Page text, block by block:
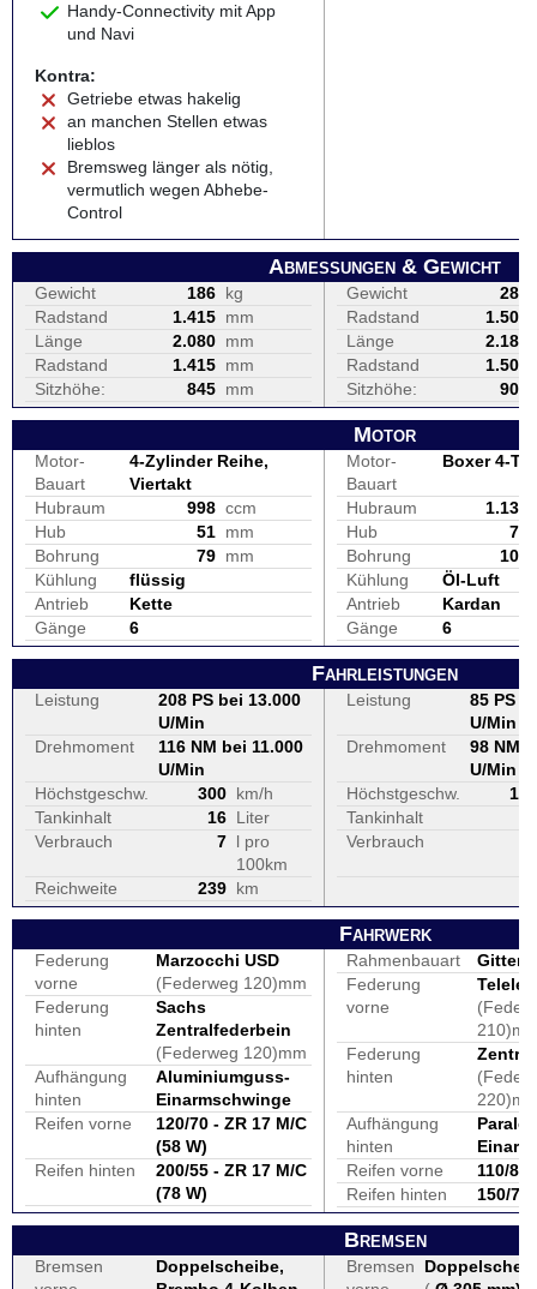
Handy-Connectivity mit App
und Navi
Kontra:
Getriebe etwas hakelig
an manchen Stellen etwas
lieblos
Bremsweg länger als nötig,
vermutlich wegen Abhebe-
Control
Abmessungen & Gewicht
Gewicht 186 kg
Radstand
1.415 mm
Länge
2.080 mm
Radstand
1.415 mm
Sitzhöhe:
845 mm
Gewicht
287
Radstand
1.501
Länge
2.180
Radstand
1.501
Sitzhöhe:
900
Motor
Motor-
Bauart
4-Zylinder Reihe,
Viertakt
Hubraum
998 ccm
Hub
51 mm
Bohrung
79 mm
Kühlung
flüssig
Antrieb
Kette
Gänge
6
Motor-
Bauart
Boxer 4-
Hubraum
1.130
Hub
70
Bohrung
101
Kühlung
Öl-Luft
Antrieb
Kardan
Gänge
6
Fahrleistungen
Leistung
208 PS bei 13.000
U/Min
Drehmoment
116 NM bei 11.000
U/Min
Höchstgeschw.
300 km/h
Tankinhalt
16 Liter
Verbrauch
7 l pro
100km
Reichweite
239 km
Leistung
85 PS
U/Min
Drehmoment
98 NM
U/Min
Höchstgeschw.
192
Tankinhalt
Verbrauch
Fahrwerk
Federung
vorne
Marzocchi USD
(Federweg 120)mm
Federung
hinten
Sachs
Zentralfederbein
(Federweg 120)mm
Aufhängung
hinten
Aluminiumguss-
Einarmschwinge
Reifen vorne
120/70 - ZR 17 M/C
(58 W)
Reifen hinten
200/55 - ZR 17 M/C
(78 W)
Rahmenbauart
Federung
vorne
Federung
hinten
Aufhängung
hinten
Reifen vorne
110/80
Reifen hinten
150/70
Bremsen
Bremsen
Doppelscheibe,
Bremsen